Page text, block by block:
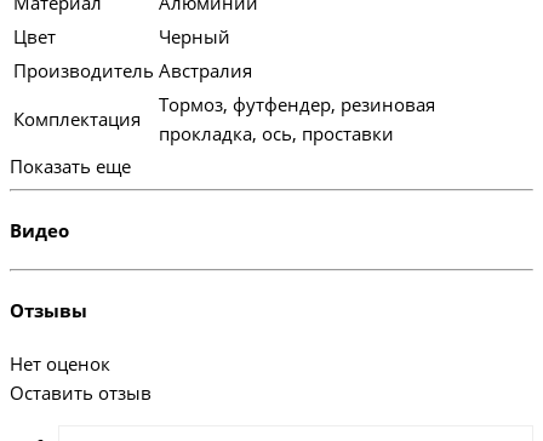
Цвет
Черный
Производитель Австралия
Комплектация
Тормоз, футфендер, резиновая
прокладка, ось, проставки
Показать еще
Видео
Отзывы
Нет оценок
Оставить отзыв